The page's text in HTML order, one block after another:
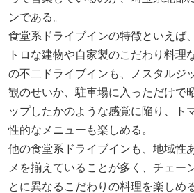
ンである。
食堂系ドライブインの特徴といえば
トロな建物や自家製のこだわり料理
の不二ドライブインも、ノスタルジ
観のせいか、駐車場に入っただけで
ップしたかのような感覚に陥り、ト
性的なメニューも楽しめる。
他の食堂系ドライブインも、地域性
メを揃えていることが多く、チェー
とに異なるこだわりの料理を楽しめ